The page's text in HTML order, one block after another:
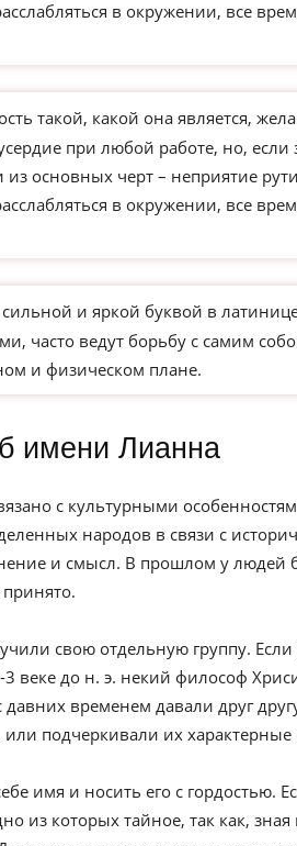
в окружении, все
такой, какой она является,
при любой работе, но, если
основных черт – неприятие
в окружении, все
и яркой буквой в
часто ведут борьбу с самим
и физическом плане.
имени Лианна
с культурными
народов в связи с
и смысл. В прошлом у
свою отдельную группу. Если
веке до н. э. некий философ
временем давали друг
подчеркивали их характерные
имя и носить его с гордостью.
из которых тайное, так как,